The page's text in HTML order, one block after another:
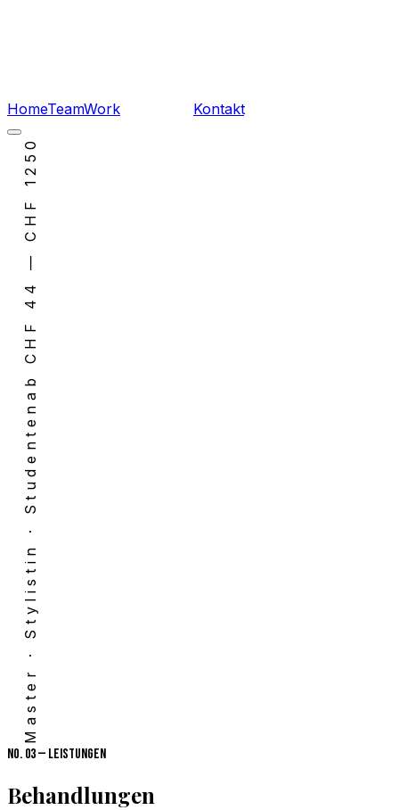
HomeTeamWork KontaktTermin buchen
ab CHF 44 — CHF 1250
Master · Stylistin · Studenten
No. 03— Leistungen
Behandlungen